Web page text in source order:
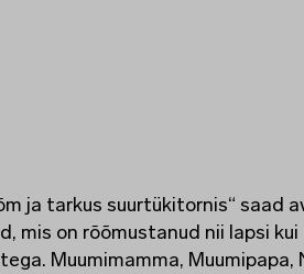
ja tarkus suurtükitornis“ saad
mis on rõõmustanud nii lapsi
Muumimamma, Muumipapa,